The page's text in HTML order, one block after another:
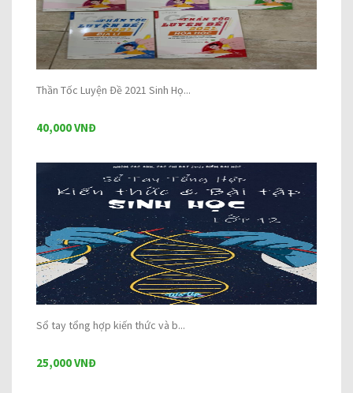
Thần Tốc Luyện Đề 2021 Sinh Họ...
40,000 VNĐ
Sổ tay tổng hợp kiến thức và b...
25,000 VNĐ